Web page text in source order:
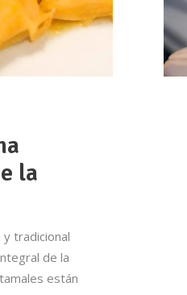
la
y tradicional
de la
están